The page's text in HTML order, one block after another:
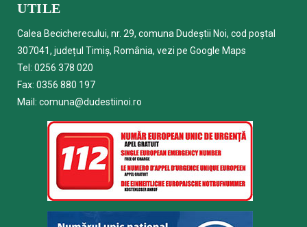
UTILE
Calea Becicherecului, nr. 29, comuna Dudeștii Noi, cod poștal
307041, județul Timiș, România, vezi pe Google Maps
Tel: 0256 378 020
Fax: 0356 880 197
Mail: comuna@dudestiinoi.ro